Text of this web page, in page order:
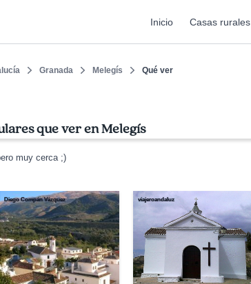
Inicio Casas rurales
Granada Melegís Qué ver
que ver en Melegís
muy cerca ;)
Diego Compán Vázquez viajeroandaluz